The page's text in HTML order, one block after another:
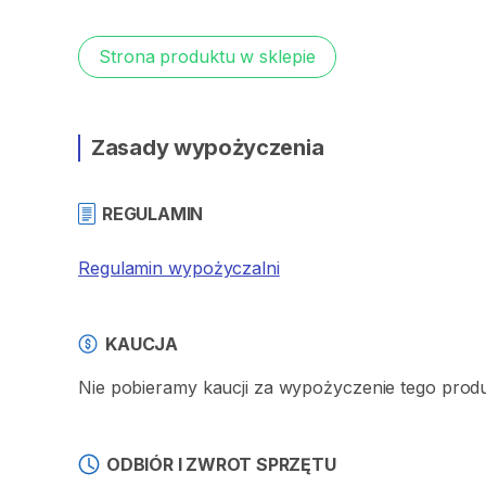
Strona produktu w sklepie
Zasady wypożyczenia
REGULAMIN
Regulamin wypożyczalni
KAUCJA
Nie pobieramy kaucji za wypożyczenie tego
ODBIÓR I ZWROT SPRZĘTU